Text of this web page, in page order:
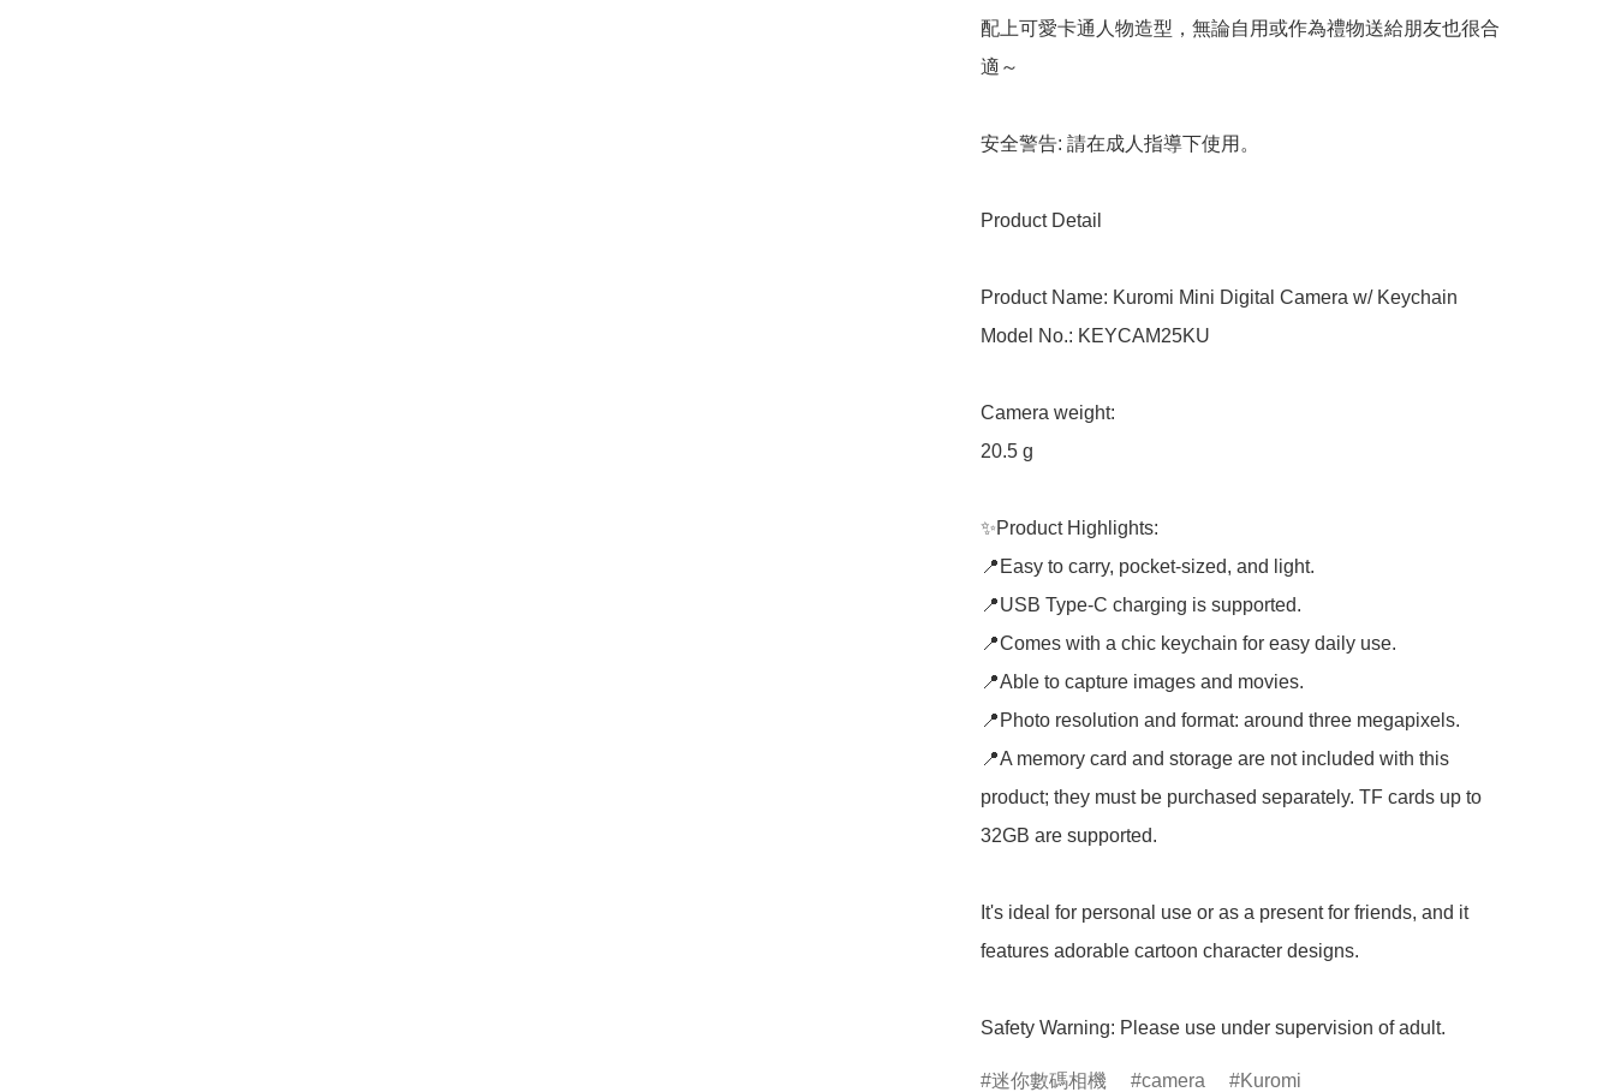
配上可愛卡通人物造型，無論自用或作為禮物送給朋友也很合
適～
安全警告: 請在成人指導下使用。
Product Detail
Product Name: Kuromi Mini Digital Camera w/ Keychain
Model No.: KEYCAM25KU
Camera weight:
20.5 g
✨Product Highlights:
📍Easy to carry, pocket-sized, and light.
📍USB Type-C charging is supported.
📍Comes with a chic keychain for easy daily use.
📍Able to capture images and movies.
📍Photo resolution and format: around three megapixels.
📍A memory card and storage are not included with this
product; they must be purchased separately. TF cards up to
32GB are supported.
It's ideal for personal use or as a present for friends, and it
features adorable cartoon character designs.
Safety Warning: Please use under supervision of adult.
迷你數碼相機 camera Kuromi